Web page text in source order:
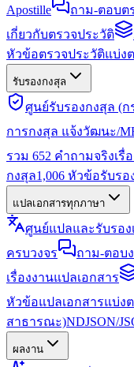
Apostille
ถาม-ตอบต
เกี่ยวกับตรวจประวัติ
หัวข้อตรวจประวัติแบ่งต
รับรองกงสุล
ศูนย์รับรองกงสุล (ก
การกงสุล แจ้งวัฒนะ/
รวม 652 คำถามจริงเรื่
กงสุล1,006 หัวข้อรับรอ
แปลเอกสารทุกภาษา
ศูนย์แปลและรับรอง
ครบวงจร
ถาม-ตอบ
เรื่องงานแปลเอกสาร
หัวข้อแปลเอกสารแบ่งต
สาธารณะ)NDJSON/
ผลงาน